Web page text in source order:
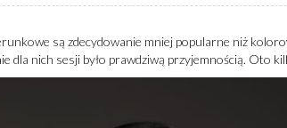
są zdecydowanie mniej popularne niż
dla nich sesji było prawdziwą przyjemnością. Oto